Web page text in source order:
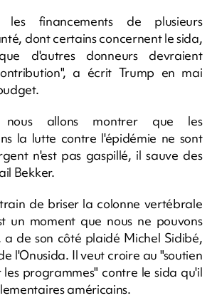
financements de plusieurs
dont certains concernent le sida,
d'autres donneurs devraient
a écrit Trump en mai
nous allons montrer que les
la lutte contre l'épidémie ne sont
n'est pas gaspillé, il sauve des
Bekker.
de briser la colonne vertébrale
un moment que nous ne pouvons
a de son côté plaidé Michel Sidibé,
l'Onusida. Il veut croire au "soutien
programmes" contre le sida qu'il
américains.